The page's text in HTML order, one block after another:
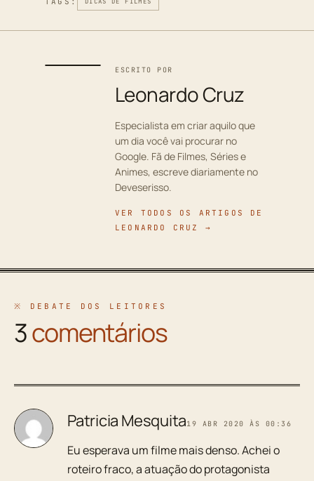
ESCRITO POR
Leonardo Cruz
Especialista em criar aquilo que
um dia você vai procurar no
Google. Fã de Filmes, Séries e
Animes, escreve diariamente no
Deveserisso.
VER TODOS OS ARTIGOS DE
LEONARDO CRUZ →
※ DEBATE DOS LEITORES
3comentários
Patricia Mesquita19 ABR 2020 ÀS 00:36
Eu esperava um filme mais denso. Achei o
roteiro fraco, a atuação do protagonista